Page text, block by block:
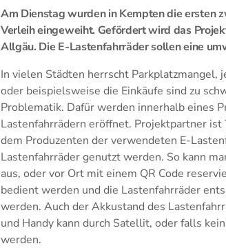
Am Dienstag wurden in Kempten die ersten
Verleih eingeweiht. Gefördert wird das
Allgäu. Die E-Lastenfahrräder sollen eine
In vielen Städten herrscht Parkplatzmangel,
oder beispielsweise die Einkäufe sind zu
Problematik. Dafür werden innerhalb eines
Lastenfahrrädern eröffnet. Projektpartner ist
dem Produzenten der verwendeten E-
Lastenfahrräder genutzt werden. So kann
aus, oder vor Ort mit einem QR Code
bedient werden und die Lastenfahrräder
werden. Auch der Akkustand des
und Handy kann durch Satellit, oder falls
werden.